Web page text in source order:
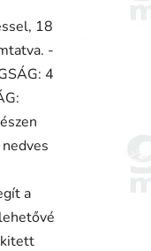
18
-
4
a
kitett